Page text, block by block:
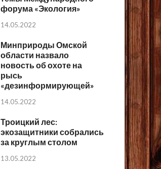
форума «Экология»
14.05.2022
Минприроды Омской
области назвало
новость об охоте на
рысь
«дезинформирующей»
14.05.2022
Троицкий лес:
экозащитники собрались
за круглым столом
13.05.2022